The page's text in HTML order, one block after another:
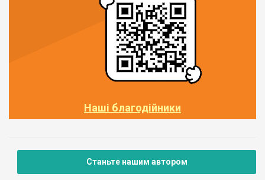
Наші благодійники
Станьте нашим автором